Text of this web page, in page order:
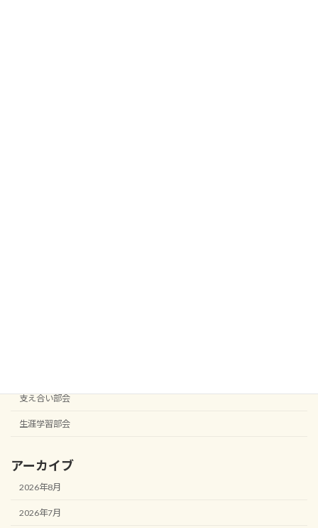
支え合い部会
生涯学習部会
アーカイブ
2026年8月
2026年7月